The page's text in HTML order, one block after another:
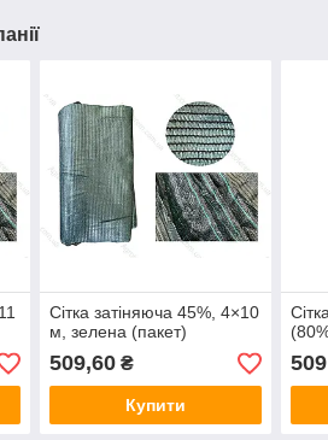
Сітка затіняюча 45%, 4×10
м, зелена (пакет)
509,60₴
Купити